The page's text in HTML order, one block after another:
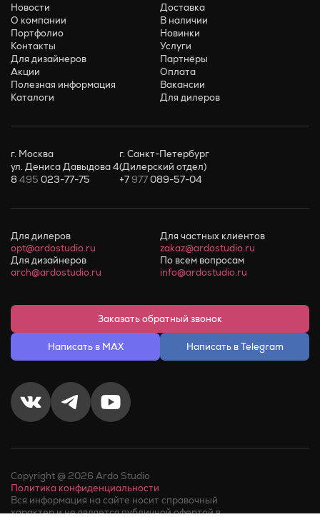
Новости
О компании
Портфолио
Контакты
Для дизайнеров
Акции
Полезная информация
Каталоги
Доставка
В наличии
Новинки
Услуги
Партнёры
Оплата
Вакансии
Для дилеров
г. Москва
ул. Дениса Давыдова 4
8495 023-77-75
г. Санкт-Петербург
(Дилерский отдел)
+7977089-57-04
Для дилеров
opt@ardostudio.ru
Для частных клиентов
zakaz@ardostudio.ru
Для дизайнеров
arch@ardostudio.ru
По всем вопросам
info@ardostudio.ru
Заказать обратный звонок
Написать в MAX Написать в Telegram
Copyright @ 2026 Ardo Studio
Политика конфиденциальности
Вся информация на сайте носит справочный
характер и не является публичной офертой в